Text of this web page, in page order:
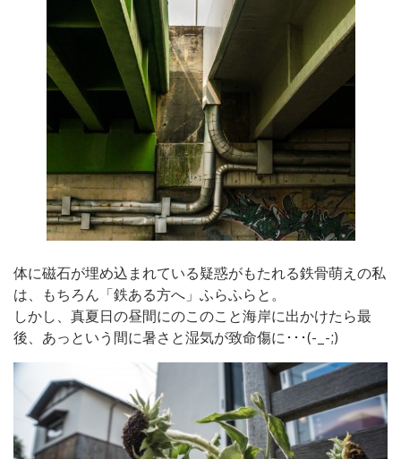
体に磁石が埋め込まれている疑惑がもたれる鉄骨萌えの私
は、もちろん「鉄ある方へ」ふらふらと。
しかし、真夏日の昼間にのこのこと海岸に出かけたら最
後、あっという間に暑さと湿気が致命傷に･･･(-_-;)